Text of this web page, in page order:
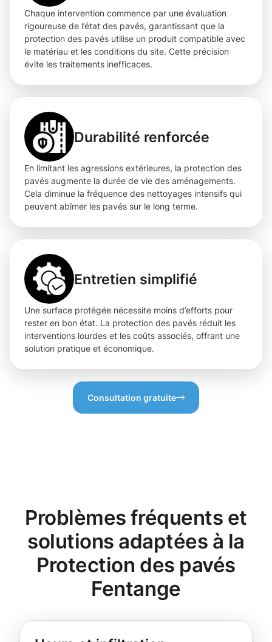
Chaque intervention commence par une évaluation
rigoureuse de l’état des pavés, garantissant que la
protection des pavés utilise un produit compatible avec
le matériau et les conditions du site. Cette précision
évite les traitements inefficaces.
Durabilité renforcée
En limitant les agressions extérieures, la protection des
pavés augmente la durée de vie des aménagements.
Cela diminue la fréquence des nettoyages intensifs qui
peuvent abîmer les pavés sur le long terme.
Entretien simplifié
Une surface protégée nécessite moins d’efforts pour
rester en bon état. La protection des pavés réduit les
interventions lourdes et les coûts associés, offrant une
solution pratique et économique.
Consultation gratuite
Problèmes fréquents et
solutions adaptées à la
Protection des pavés
Fentange